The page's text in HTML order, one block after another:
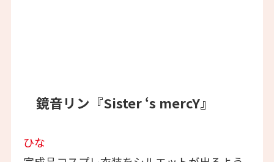
鏡音リン『Sister ‘s mercY』
ひな